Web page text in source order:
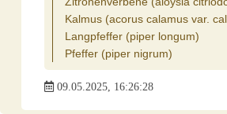
Kalmus (acorus calamus var.
Langpfeffer (piper longum)
Pfeffer (piper nigrum)
09.05.2025, 16:26:28